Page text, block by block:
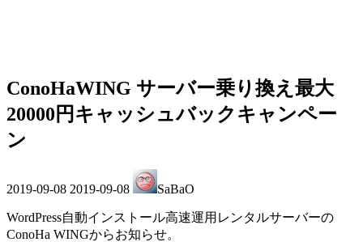
ConoHaWING サーバー乗り換え最大
20000円キャッシュバックキャンペー
ン
2019-09-08 終
更
新
2019-09-08 SaBaO
WordPress自動インストール高速運用レンタルサーバーの
ConoHa WINGからお知らせ。